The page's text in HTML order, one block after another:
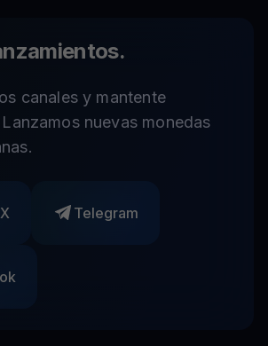
canales y mantente
nuevas monedas
Telegram